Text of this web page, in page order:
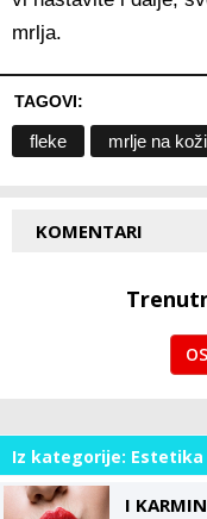
mrlja.
TAGOVI:
fleke mrlje na koži
KOMENTARI
Iz kategorije: Estetika
I